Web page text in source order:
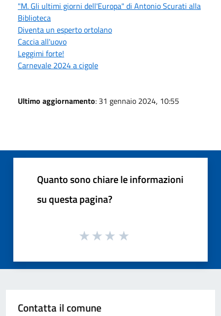
"M. Gli ultimi giorni dell'Europa" di Antonio Scurati alla
Biblioteca
Diventa un esperto ortolano
Caccia all'uovo
Leggimi forte!
Carnevale 2024 a cigole
Ultimo aggiornamento: 31 gennaio 2024, 10:55
Quanto sono chiare le informazioni
su questa pagina?
Contatta il comune